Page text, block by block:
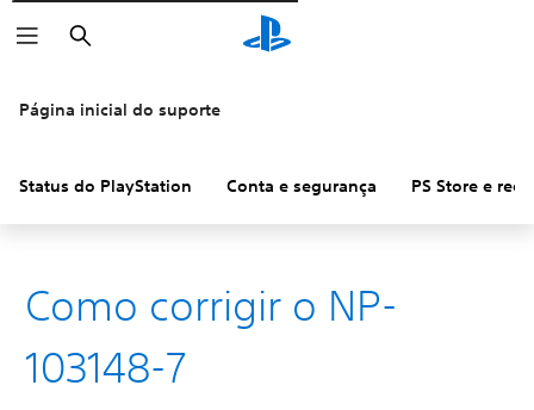
Pesquisar
Página inicial do suporte
Status do PlayStation Conta e segurança PS Store e
Como corrigir o NP-
103148-7